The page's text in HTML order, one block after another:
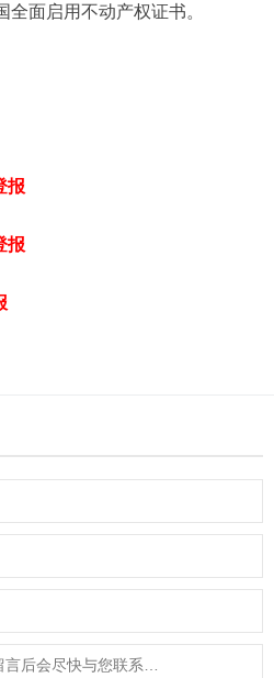
面启用不动产权证书。
报
报